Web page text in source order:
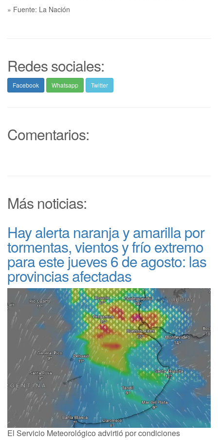
» Fuente: La Nación
Redes sociales:
Facebook Whatsapp Twitter
Comentarios:
Más noticias:
Hay alerta naranja y amarilla por
tormentas, vientos y frío extremo
para este jueves 6 de agosto: las
provincias afectadas
El Servicio Meteorológico advirtió por condiciones